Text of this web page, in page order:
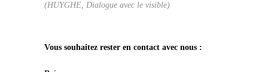
(HUYGHE, Dialogue avec le visible)
Vous souhaitez rester en contact avec nous :